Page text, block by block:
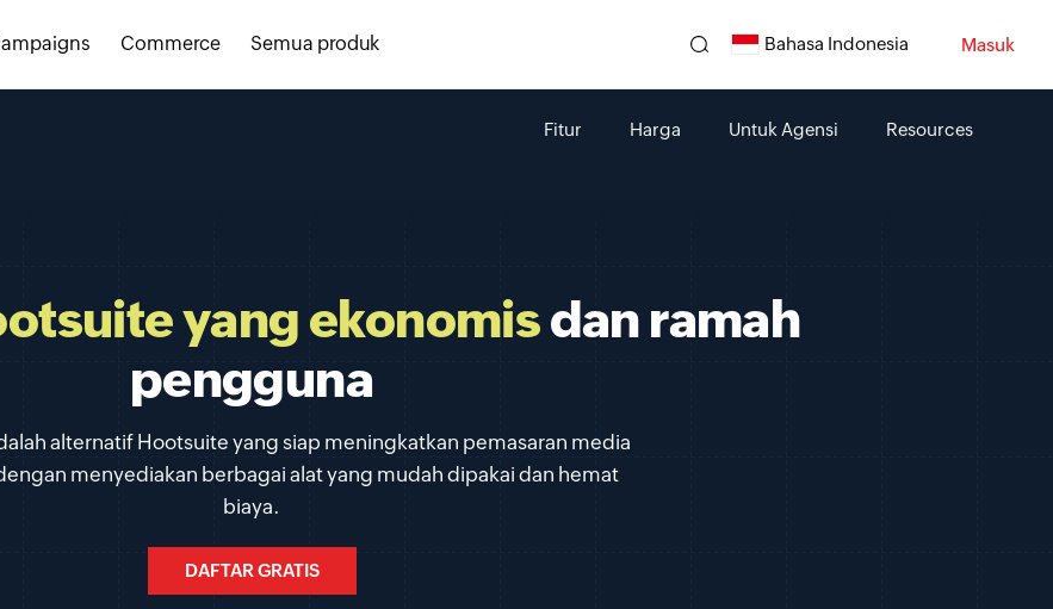
Commerce Semua produk Bahasa Indonesia Masuk
Fitur Harga Untuk Agensi Resources
yang ekonomisdan ramah
pengguna
alternatif Hootsuite yang siap meningkatkan pemasaran media
menyediakan berbagai alat yang mudah dipakai dan hemat
biaya.
DAFTAR GRATIS